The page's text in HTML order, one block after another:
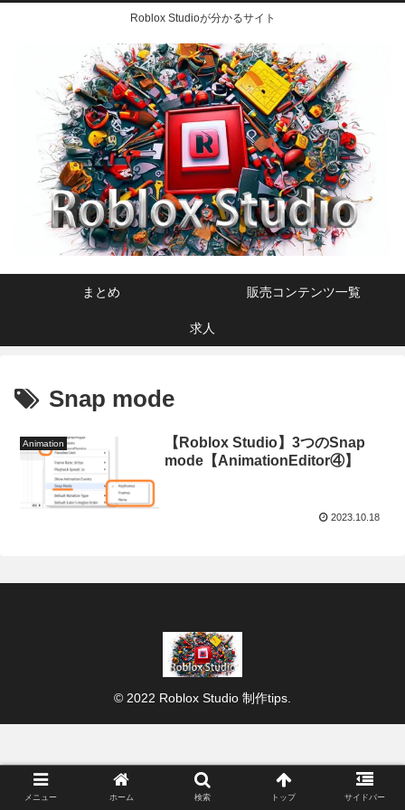
Roblox Studioが分かるサイト
まとめ 販売コンテンツ一覧
求人
Snap mode
Animation
【Roblox Studio】3つのSnap
mode【AnimationEditor④】
2023.10.18
© 2022 Roblox Studio 制作tips.
メニュー ホーム 検索 トップ サイドバー